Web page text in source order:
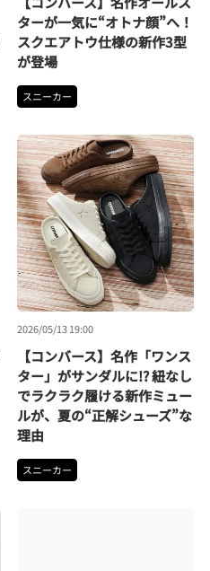
ターが一気に“オトナ顔”へ！
スクエアトウ仕様の新作3型
が登場
スニーカー
2026/05/13 19:00
【コンバース】名作「ワンス
ター」がサンダルに!? 紐なし
でラクラク履ける新作ミュー
ルが、夏の“正解シューズ”な
理由
スニーカー